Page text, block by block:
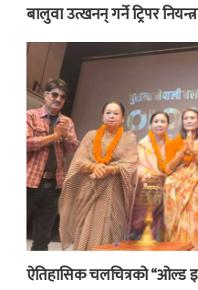
बालुवा उत्खनन् गर्ने ट्रिपर
ऐतिहासिक चलचित्रको “ओल्ड